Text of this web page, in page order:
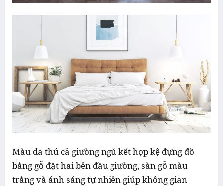
Màu da thú cả giường ngủ kết hợp kệ đựng đồ
bằng gỗ đặt hai bên đầu giường, sàn gỗ màu
trắng và ánh sáng tự nhiên giúp không gian